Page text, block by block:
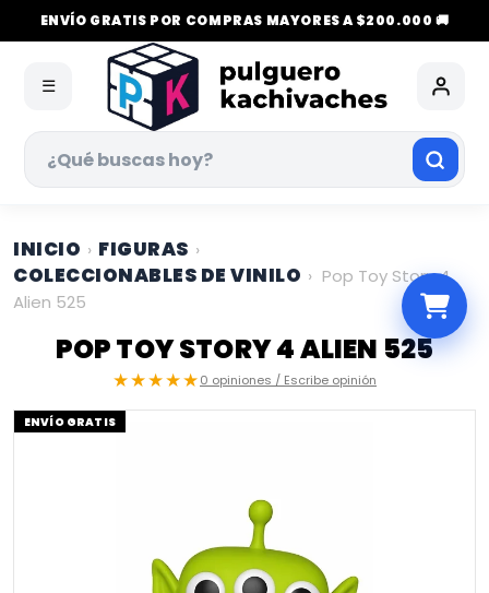
ENVÍO GRATIS POR COMPRAS MAYORES A $200.000 🚚
☰
INICIO › FIGURAS ›
COLECCIONABLES DE VINILO › Pop Toy Story 4
Alien 525
POP TOY STORY 4 ALIEN 525
★★★★★0 opiniones / Escribe opinión
ENVÍO GRATIS